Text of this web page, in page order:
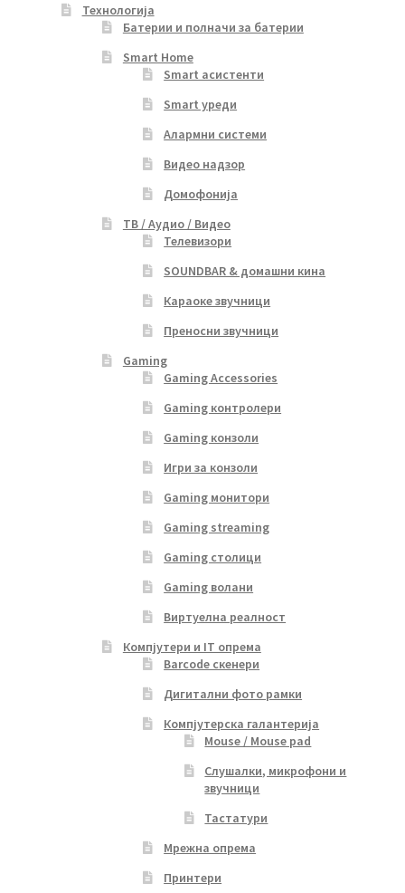
Технологија
Батерии и полначи за батерии
Smart Home
Smart асистенти
Smart уреди
Алармни системи
Видео надзор
Домофонија
ТВ / Аудио / Видео
Телевизори
SOUNDBAR & домашни кина
Караоке звучници
Преносни звучници
Gaming
Gaming Accessories
Gaming контролери
Gaming конзоли
Игри за конзоли
Gaming монитори
Gaming streaming
Gaming столици
Gaming волани
Виртуелна реалност
Компјутери и IT опрема
Barcode скенери
Дигитални фото рамки
Компјутерска галантерија
Mouse / Mouse pad
Слушалки, микрофони и
звучници
Тастатури
Мрежна опрема
Принтери